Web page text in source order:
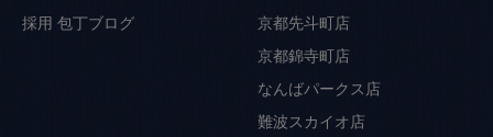
採用 包丁ブログ
京都先斗町店
京都錦寺町店
なんばパークス店
難波スカイオ店